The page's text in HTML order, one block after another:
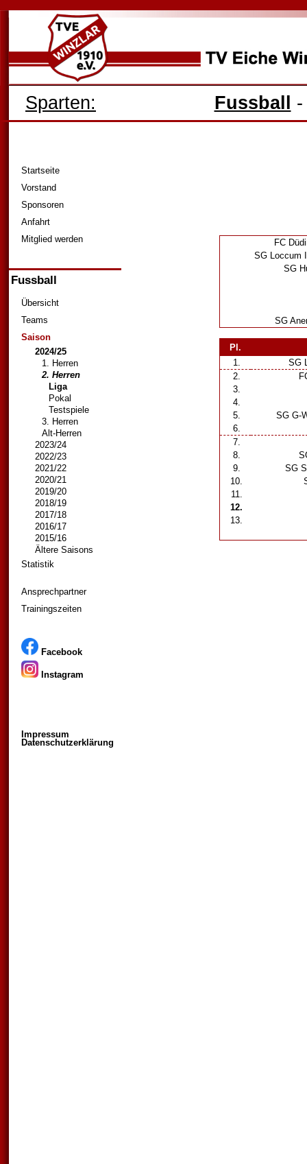
Sparten: Fussball
Startseite
Vorstand
Sponsoren
Anfahrt
Mitglied werden
Fussball
Übersicht
Teams
Saison
2024/25
1. Herren
2. Herren
Liga
Pokal
Testspiele
3. Herren
Alt-Herren
2023/24
2022/23
2021/22
2020/21
2019/20
2018/19
2017/18
2016/17
2015/16
Ältere Saisons
Statistik
Ansprechpartner
Trainingszeiten
Facebook
Instagram
Impressum
Datenschutzerklärung
FC
SG Loccum
SG
SG
Pl.
1.
SG
2.
3.
4.
5.
SG G-
6.
7.
8.
9.
SG
10.
11.
12.
13.